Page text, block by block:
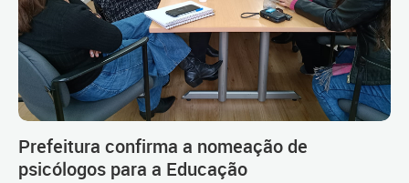
Prefeitura confirma a nomeação de
psicólogos para a Educação